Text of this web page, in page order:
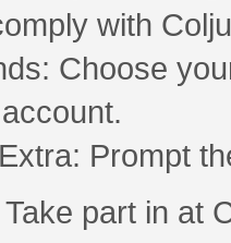
with
Choose
Prompt
part in at